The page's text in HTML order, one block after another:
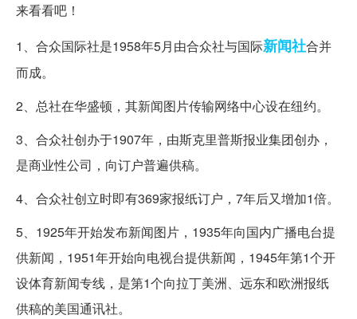
来看看吧！
1、合众国际社是1958年5月由合众社与国际新闻社合并
而成。
2、总社在华盛顿，其新闻图片传输网络中心设在纽约。
3、合众社创办于1907年，由斯克里普斯报业集团创办，
是商业性公司，向订户普遍供稿。
4、合众社创立时即有369家报纸订户，7年后又增加1倍。
5、1925年开始发布新闻图片，1935年向国内广播电台提
供新闻，1951年开始向电视台提供新闻，1945年第1个开
设体育新闻专线，是第1个向拉丁美洲、远东和欧洲报纸
供稿的美国通讯社。